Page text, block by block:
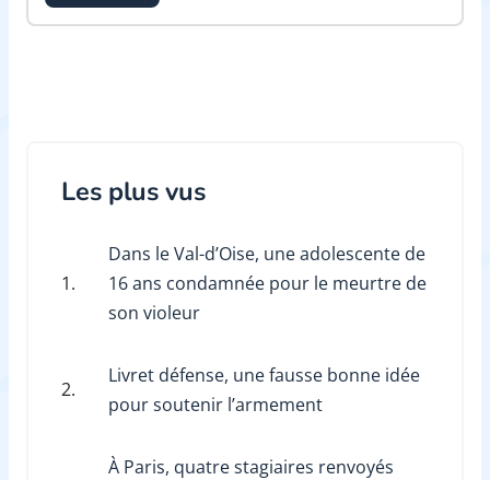
Les plus vus
1.
Dans le Val-d’Oise, une adolescente de
16 ans condamnée pour le meurtre de
son violeur
2.
Livret défense, une fausse bonne idée
pour soutenir l’armement
À Paris, quatre stagiaires renvoyés